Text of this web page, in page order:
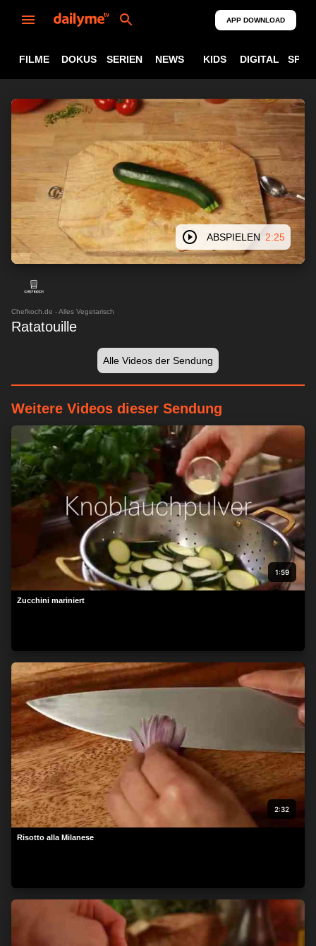
APP DOWNLOAD
FILME DOKUS SERIEN NEWS KIDS DIGITAL
ABSPIELEN 2:25
Chefkoch.de - Alles Vegetarisch
Ratatouille
Alle Videos der Sendung
Weitere Videos dieser Sendung
1:59
Zucchini mariniert
2:32
Risotto alla Milanese